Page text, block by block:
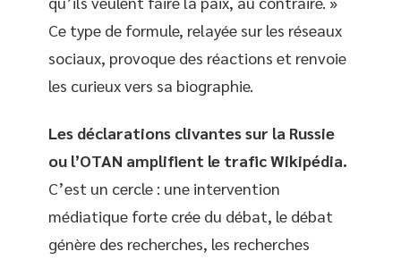
Ce type de formule, relayée sur les réseaux
sociaux, provoque des réactions et renvoie
les curieux vers sa biographie.
Les déclarations clivantes sur la Russie
ou l’OTAN amplifient le trafic Wikipédia.
C’est un cercle : une intervention
médiatique forte crée du débat, le débat
génère des recherches, les recherches